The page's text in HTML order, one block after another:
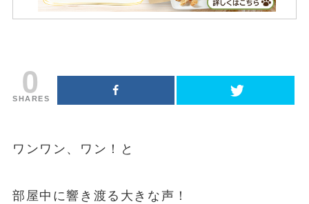
0
SHARES
ワンワン、ワン！と
部屋中に響き渡る大きな声！